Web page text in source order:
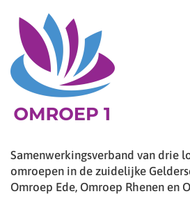
Samenwerkingsverband van drie
omroepen in de zuidelijke
Omroep Ede, Omroep Rhenen en